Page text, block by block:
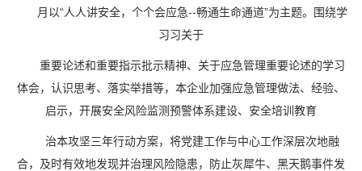
月以“人人讲安全，个个会应急--畅通生命通道”为主题。围绕学
习习关于
重要论述和重要指示批示精神、关于应急管理重要论述的学习
体会，认识思考、落实举措等，本企业加强应急管理做法、经验、
启示，开展安全风险监测预警体系建设、安全培训教育
治本攻坚三年行动方案，将党建工作与中心工作深层次地融
合，及时有效地发现并治理风险隐患，防止灰犀牛、黑天鹅事件发